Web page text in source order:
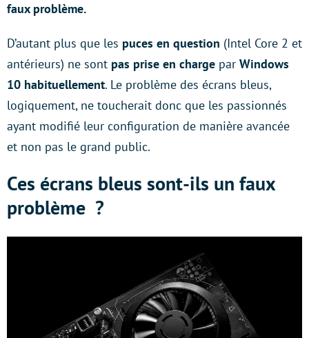
faux problème.
D’autant plus que les puces en question (Intel Core 2 et
antérieurs) ne sont pas prise en charge par Windows
10 habituellement. Le problème des écrans bleus,
logiquement, ne toucherait donc que les passionnés
ayant modifié leur configuration de manière avancée
et non pas le grand public.
Ces écrans bleus sont-ils un faux
problème ?